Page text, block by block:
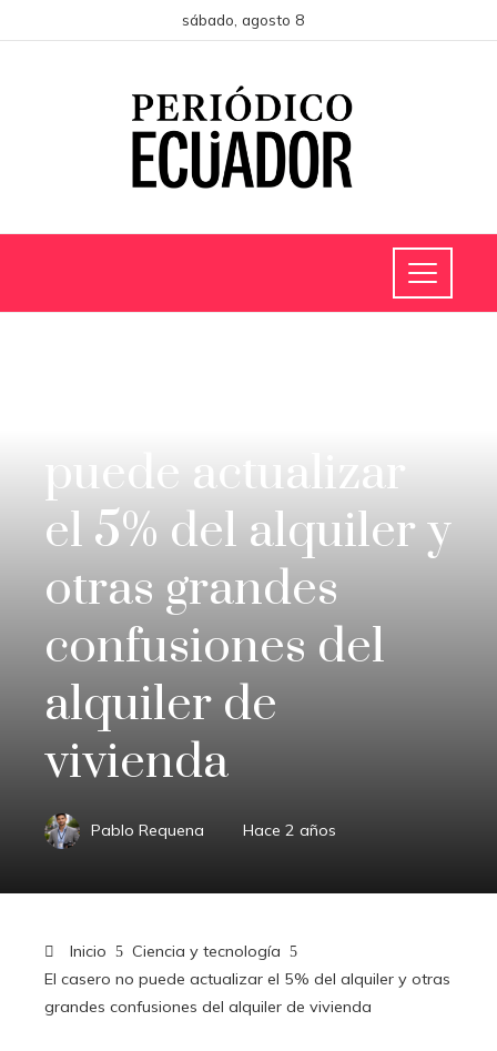
sábado, agosto 8
puede actualizar
el 5% del alquiler y
otras grandes
confusiones del
alquiler de
vivienda
Pablo Requena Hace 2 años
Inicio
Ciencia y tecnología
El casero no puede actualizar el 5% del alquiler y otras
grandes confusiones del alquiler de vivienda